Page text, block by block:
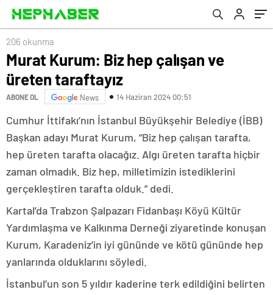
206 okunma
Murat Kurum: Biz hep çalışan ve
üreten taraftayız
ABONE OL News 14 Haziran 2024 00:51
Cumhur İttifakı’nın İstanbul Büyükşehir Belediye (İBB)
Başkan adayı Murat Kurum, “Biz hep çalışan tarafta,
hep üreten tarafta olacağız. Algı üreten tarafta hiçbir
zaman olmadık. Biz hep, milletimizin istediklerini
gerçekleştiren tarafta olduk.” dedi.
Kartal’da Trabzon Şalpazarı Fidanbaşı Köyü Kültür
Yardımlaşma ve Kalkınma Derneği ziyaretinde konuşan
Kurum, Karadeniz’in iyi gününde ve kötü gününde hep
yanlarında olduklarını söyledi.
İstanbul’un son 5 yıldır kaderine terk edildiğini belirten